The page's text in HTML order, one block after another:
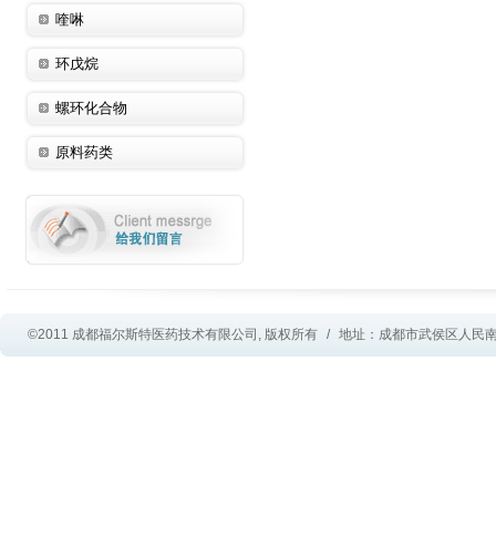
喹啉
环戊烷
螺环化合物
原料药类
©2011 成都福尔斯特医药技术有限公司, 版权所有 / 地址：成都市武侯区人民